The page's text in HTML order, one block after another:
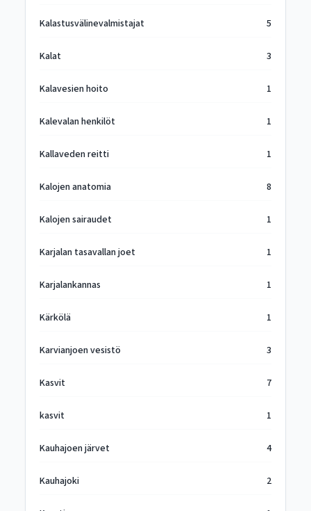
Kalastusvälinevalmistajat 5
Kalat 3
Kalavesien hoito 1
Kalevalan henkilöt 1
Kallaveden reitti 1
Kalojen anatomia 8
Kalojen sairaudet 1
Karjalan tasavallan joet 1
Karjalankannas 1
Kärkölä 1
Karvianjoen vesistö 3
Kasvit 7
kasvit 1
Kauhajoen järvet 4
Kauhajoki 2